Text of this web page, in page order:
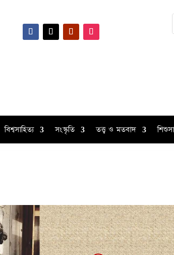
বিশ্বসাহিত্য সংস্কৃতি তত্ত্ব ও মতবাদ